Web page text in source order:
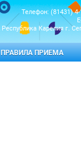
Телефон: (81431)
Республика Карелия г.
ПРАВИЛА ПРИЕМА